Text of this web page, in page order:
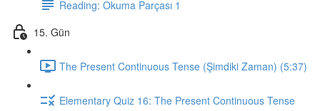
Reading: Okuma Parçası 1
15. Gün
The Present Continuous Tense (Şimdiki Zaman) (5:37)
Elementary Quiz 16: The Present Continuous Tense